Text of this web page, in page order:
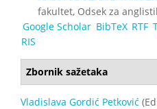
fakultet, Odsek za
Google Scholar BibTeX RTF
RIS
Zbornik sažetaka
Vladislava Gordić Petković